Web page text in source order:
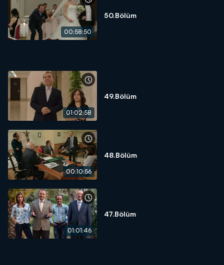
00:58:50
50.Bölüm
01:02:58
49.Bölüm
00:10:56
48.Bölüm
01:01:46
47.Bölüm